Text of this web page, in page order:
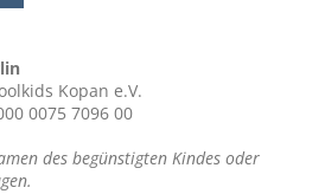
Kopan e.V.
0075 7096 00
des begünstigten Kindes oder